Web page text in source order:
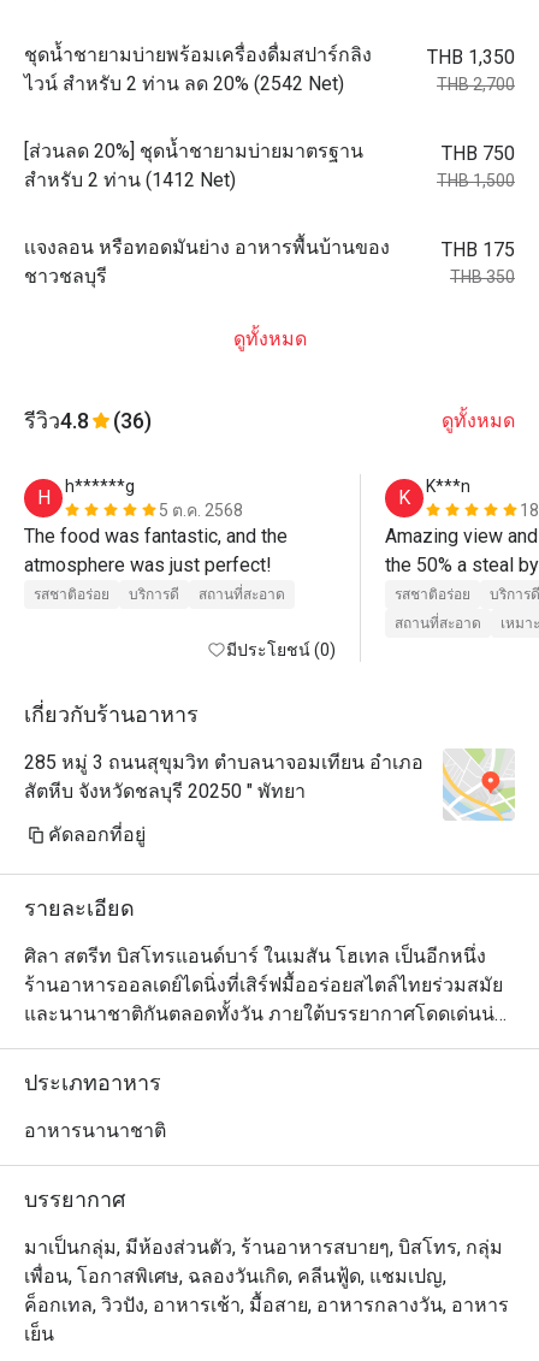
ชุดน้ำชายามบ่ายพร้อมเครื่องดื่มสปาร์กลิง
ไวน์ สำหรับ 2 ท่าน ลด 20% (2542 Net)
THB 1,350
THB 2,700
[ส่วนลด 20%] ชุดน้ำชายามบ่ายมาตรฐาน
สำหรับ 2 ท่าน (1412 Net)
THB 750
THB 1,500
เเจงลอน หรือทอดมันย่าง อาหารพื้นบ้านของ
ชาวชลบุรี
THB 175
THB 350
ดูทั้งหมด
รีวิว4.8 (36) ดูทั้งหมด
H
h******g
5 ต.ค. 2568
The food was fantastic, and the
รสชาติอร่อย บริการดี สถานที่สะอาด
มีประโยชน์ (0)
K
K***n
Amazing view
the 50% a steal
Very high end
recommend the
รสชาติอร่อย
บริการดี
สถานที่สะอาด
เหมา
เกี่ยวกับร้านอาหาร
285 หมู่ 3 ถนนสุขุมวิท ตำบลนาจอมเทียน อำเภอ
สัตหีบ จังหวัดชลบุรี 20250 " พัทยา
คัดลอกที่อยู่
รายละเอียด
ศิลา สตรีท บิสโทรแอนด์บาร์ ในเมสัน โฮเทล เป็นอีกหนึ่ง
ร้านอาหารออลเดย์ไดนิ่งที่เสิร์ฟมื้ออร่อยสไตล์ไทยร่วมสมัย
และนานาชาติกันตลอดทั้งวัน ภายใต้บรรยากาศโดดเด่นน่า
ประทับใจริมทะเลและแวดล้อมไปด้วยพูลวิลล่าที่ออกแบบ
ตกแต่งมาอย่างสวยงามนำสมัย ลูกค้าสามารถเลือกนั่งได้ทั้ง
นอกจากจะสดชื่นด้วยลมทะเลแล้วยังสามารถมองเห็นวิวพา
จานอร่อยที่มีเอกลักษณ์ไม่ซ้ำใคร นอกจากนี้ทางร้านยังมี
บริการอาหารเช้าเพื่อสุขภาพมานำเสนอให้เลือกทานกันได้
ทุกวัน
ประเภทอาหาร
อาหารนานาชาติ
บรรยากาศ
มาเป็นกลุ่ม, มีห้องส่วนตัว, ร้านอาหารสบายๆ, บิสโทร, กลุ่ม
เพื่อน, โอกาสพิเศษ, ฉลองวันเกิด, คลีนฟู้ด, แชมเปญ,
ค็อกเทล, วิวปัง, อาหารเช้า, มื้อสาย, อาหารกลางวัน, อาหาร
เย็น